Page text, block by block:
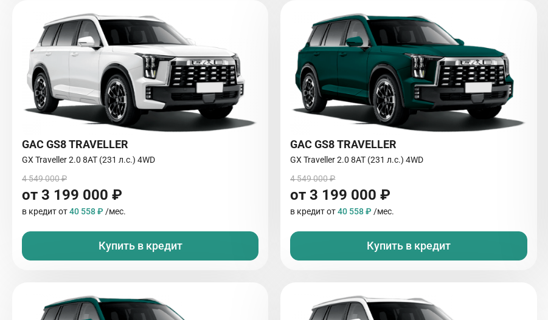
GAC GS8 TRAVELLER
GX Traveller 2.0 8AT (231 л.с.) 4WD
4 549 000 ₽
от 3 199 000 ₽
в кредит от40 558 ₽ /мес.
Купить в кредит
GAC GS8 TRAVELLER
GX Traveller 2.0 8AT (231 л.с.) 4WD
4 549 000 ₽
от 3 199 000 ₽
в кредит от40 558 ₽ /мес.
Купить в кредит